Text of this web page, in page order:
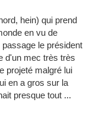
hein) qui prend
en vu de
le président
d'un mec très très
projeté malgré lui
en a gros sur la
presque tout ...